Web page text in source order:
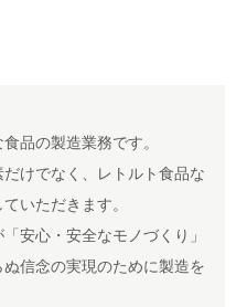
品の製造業務です。
けでなく、レトルト食品な
いただきます。
安心・安全なモノづくり」
信念の実現のために製造を